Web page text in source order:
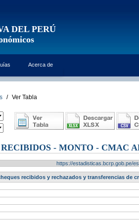
DEL PERÚ
Acerca de
/ Ver Tabla
- MONTO - CMAC
https://estadisticas.bcrp.gob.pe/
recibidos y rechazados y transferencias de